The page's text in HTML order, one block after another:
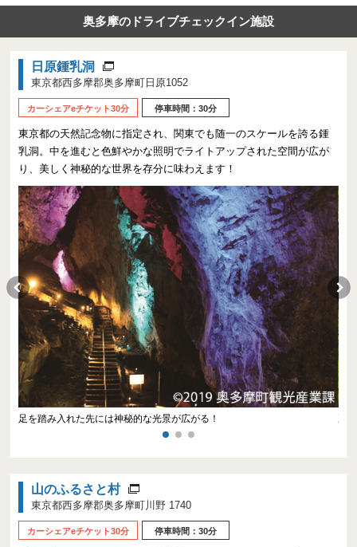
奥多摩のドライブチェックイン施設
日原鍾乳洞
東京都西多摩郡奥多摩町日原1052
カーシェアeチケット30分 停車時間：30分
東京都の天然記念物に指定され、関東でも随一のスケールを誇る鍾
乳洞。中を進むと色鮮やかな照明でライトアップされた空間が広が
り、美しく神秘的な世界を存分に味わえます！
足を踏み入れた先には神秘的な光景が広がる！
山のふるさと村
東京都西多摩郡奥多摩町川野 1740
カーシェアeチケット30分 停車時間：30分